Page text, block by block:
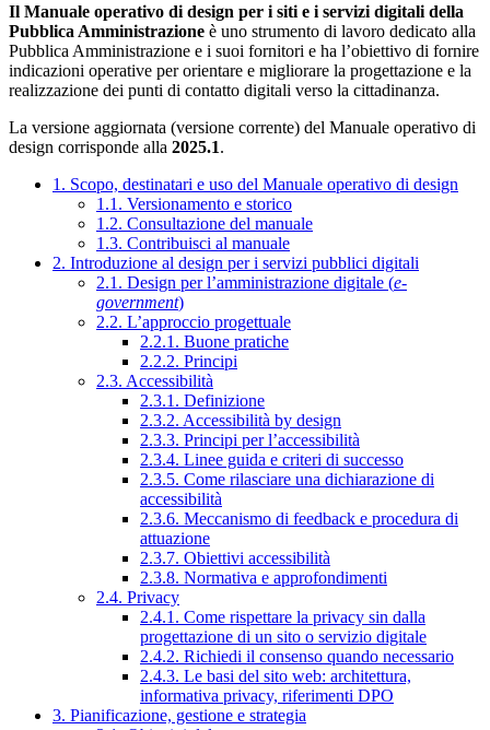
Il Manuale operativo di design per i siti e i servizi digitali della
Pubblica Amministrazione è uno strumento di lavoro dedicato alla
Pubblica Amministrazione e i suoi fornitori e ha l’obiettivo di fornire
indicazioni operative per orientare e migliorare la progettazione e la
realizzazione dei punti di contatto digitali verso la cittadinanza.
La versione aggiornata (versione corrente) del Manuale operativo di
design corrisponde alla 2025.1.
1. Scopo, destinatari e uso del Manuale operativo di design
1.1. Versionamento e storico
1.2. Consultazione del manuale
1.3. Contribuisci al manuale
2. Introduzione al design per i servizi pubblici digitali
2.1. Design per l’amministrazione digitale (e-
government)
2.2. L’approccio progettuale
2.2.1. Buone pratiche
2.2.2. Principi
2.3. Accessibilità
2.3.1. Definizione
2.3.2. Accessibilità by design
2.3.3. Principi per l’accessibilità
2.3.4. Linee guida e criteri di successo
2.3.5. Come rilasciare una dichiarazione di
accessibilità
2.3.6. Meccanismo di feedback e procedura di
attuazione
2.3.7. Obiettivi accessibilità
2.3.8. Normativa e approfondimenti
2.4. Privacy
2.4.1. Come rispettare la privacy sin dalla
progettazione di un sito o servizio digitale
2.4.2. Richiedi il consenso quando necessario
2.4.3. Le basi del sito web: architettura,
informativa privacy, riferimenti DPO
3. Pianificazione, gestione e strategia